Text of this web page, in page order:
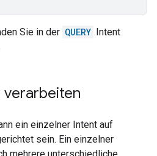
Sie in der QUERY Intent
ein einzelner Intent auf
sein. Ein einzelner